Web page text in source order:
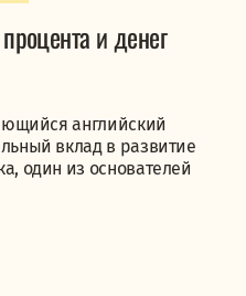
и денег
английский
вклад в развитие
один из основателей